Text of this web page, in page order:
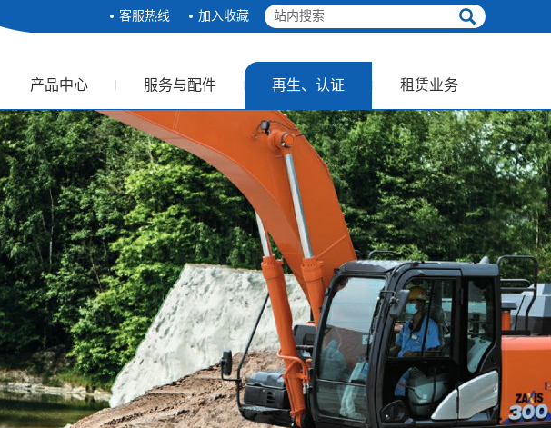
客服热线 加入收藏
产品中心 服务与配件 再生、认证 租赁业务